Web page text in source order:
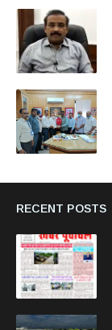
RECENT POSTS